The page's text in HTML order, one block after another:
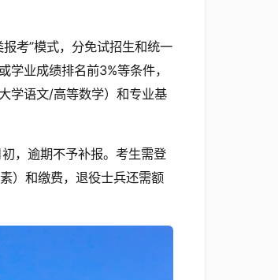
考”模式，分免试招生和统一
业成绩排名前3%等条件，
学语文/高等数学）和专业基
，逾期不予补报。考生需登
）和缴费，退役士兵还需额